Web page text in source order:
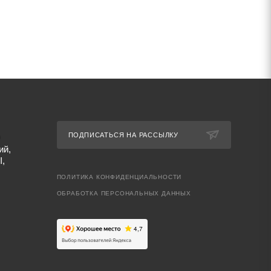
ПОДПИСАТЬСЯ НА РАССЫЛКУ
ПОЛИТИКА КОНФИДЕНЦИАЛЬНОСТИ
ОБРАБОТКА ПЕРСОНАЛЬНЫХ ДАННЫХ